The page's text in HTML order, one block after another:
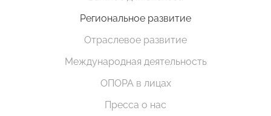
Региональное развитие
Отраслевое развитие
Международная деятельность
ОПОРА в лицах
Пресса о нас